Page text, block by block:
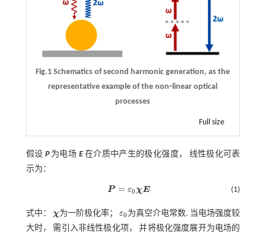
Fig.1 Schematics of second harmonic generation, as the
representative example of the non⁃linear optical
processes
Full size
假设 P为电场 E在介质中产生的极化强度， 线性极化可表
示为：
P = ε0χE
P= ε0χ E (1)
式中： χ
χ 为一阶极化率； ε0
ε0 为真空介电常数. 当电场强度较
大时， 需引入非线性极化项， 并将极化强度展开为电场的